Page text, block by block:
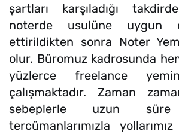
şartları karşıladığı
noterde usulüne uygun
ettirildikten sonra Noter
olur. Büromuz kadrosunda
yüzlerce freelance
çalışmaktadır. Zaman
sebeplerle uzun süre
tercümanlarımızla